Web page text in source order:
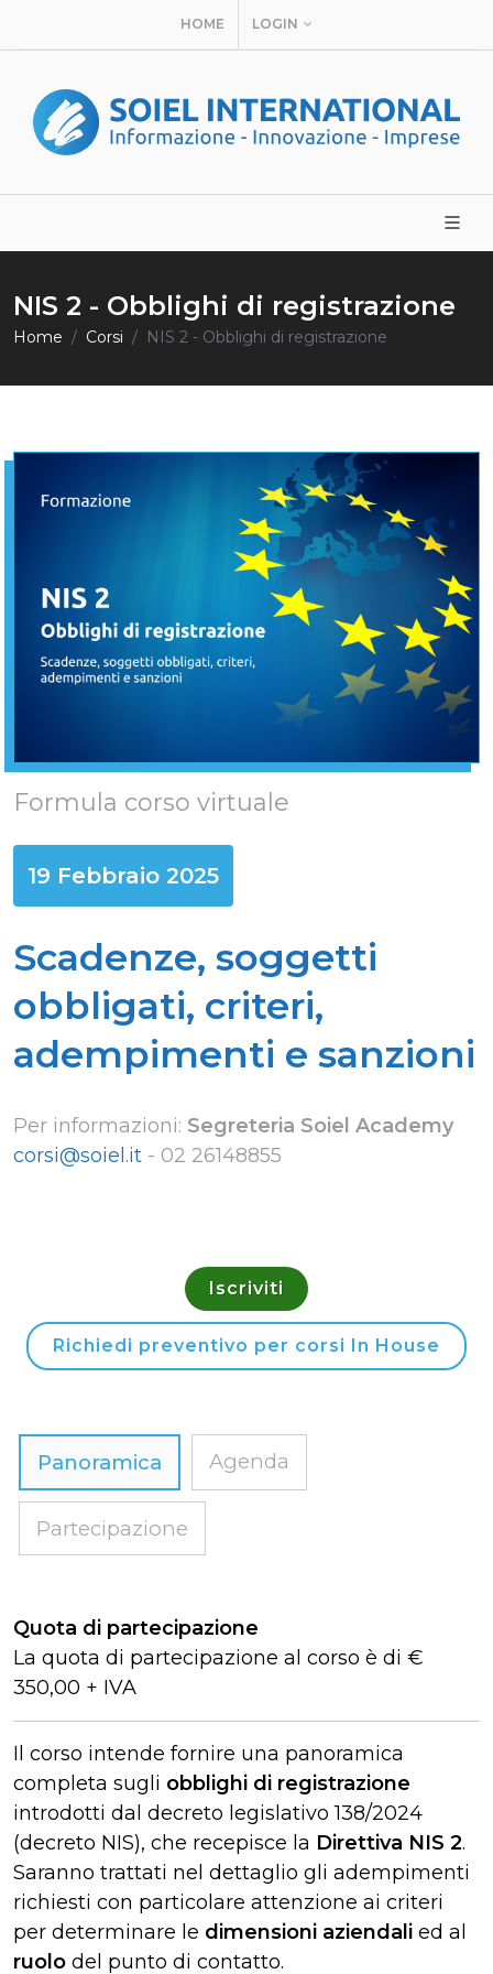
HOME LOGIN
NIS 2 - Obblighi di registrazione
Home Corsi NIS 2 - Obblighi di registrazione
Formula corso virtuale
19 Febbraio 2025
Scadenze, soggetti
obbligati, criteri,
adempimenti e sanzioni
Per informazioni: Segreteria Soiel Academy
corsi@soiel.it - 02 26148855
Iscriviti
Richiedi preventivo per corsi In House
Panoramica Agenda
Partecipazione
Quota di partecipazione
La quota di partecipazione al corso è di €
350,00 + IVA
Il corso intende fornire una panoramica
completa sugli obblighi di registrazione
introdotti dal decreto legislativo 138/2024
(decreto NIS), che recepisce la Direttiva NIS 2.
Saranno trattati nel dettaglio gli adempimenti
richiesti con particolare attenzione ai criteri
per determinare le dimensioni aziendali ed al
ruolo del punto di contatto.